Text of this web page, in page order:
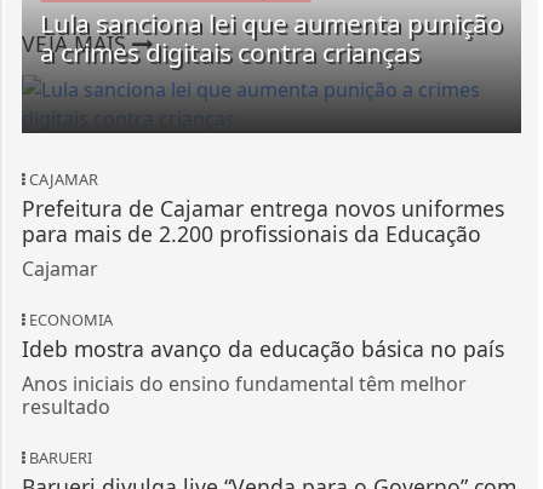
VEJA MAIS
Lula sanciona lei que aumenta punição
a crimes digitais contra crianças
CAJAMAR
Prefeitura de Cajamar entrega novos uniformes
para mais de 2.200 profissionais da Educação
Cajamar
ECONOMIA
Ideb mostra avanço da educação básica no país
Anos iniciais do ensino fundamental têm melhor
resultado
BARUERI